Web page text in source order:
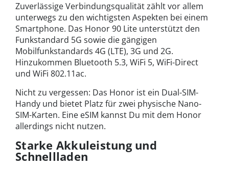
Zuverlässige Verbindungsqualität zählt vor allem
unterwegs zu den wichtigsten Aspekten bei einem
Smartphone. Das Honor 90 Lite unterstützt den
Funkstandard 5G sowie die gängigen
Mobilfunkstandards 4G (LTE), 3G und 2G.
Hinzukommen Bluetooth 5.3, WiFi 5, WiFi-Direct
und WiFi 802.11ac.
Nicht zu vergessen: Das Honor ist ein Dual-SIM-
Handy und bietet Platz für zwei physische Nano-
SIM-Karten. Eine eSIM kannst Du mit dem Honor
allerdings nicht nutzen.
Starke Akkuleistung und
Schnellladen